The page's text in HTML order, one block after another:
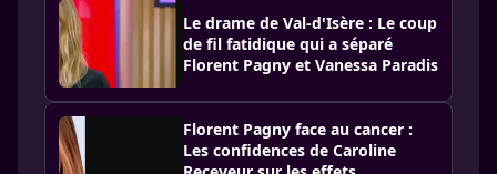
Le drame de Val-d'Isère : Le coup
de fil fatidique qui a séparé
Florent Pagny et Vanessa Paradis
Florent Pagny face au cancer :
Les confidences de Caroline